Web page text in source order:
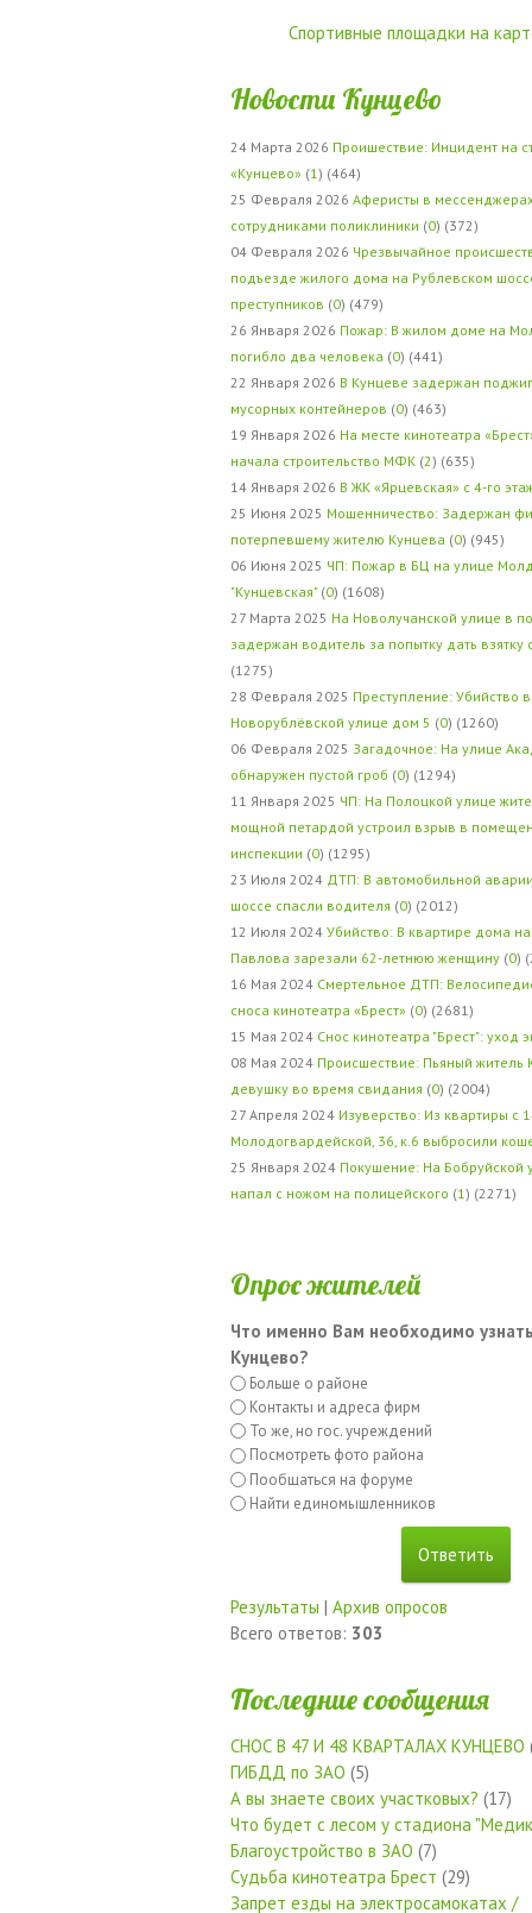
Спортивные площадки на
Новости Кунцево
24 Марта 2026 Проишествие: Инцидент на
«Кунцево» (1 ) (464)
25 Февраля 2026 Аферисты в
сотрудниками поликлиники (0) (372)
04 Февраля 2026 Чрезвычайное
подъезде жилого дома на Рублевском
преступников (0) (479)
26 Января 2026 Пожар: В жилом доме на
погибло два человека (0) (441)
22 Января 2026 В Кунцеве задержан
мусорных контейнеров (0) (463)
19 Января 2026 На месте кинотеатра
начала строительство МФК (2) (635)
14 Января 2026 В ЖК «Ярцевская» с 4-го
25 Июня 2025 Мошенничество: Задержан
потерпевшему жителю Кунцева (0) (945)
06 Июня 2025 ЧП: Пожар в БЦ на улице
"Кунцевская" (0) (1608)
27 Марта 2025 На Новолучанской улице в
задержан водитель за попытку дать
(1275)
28 Февраля 2025 Преступление: Убийство
Новорублёвской улице дом 5 (0) (1260)
06 Февраля 2025 Загадочное: На улице
обнаружен пустой гроб (0) (1294)
11 Января 2025 ЧП: На Полоцкой улице
мощной петардой устроил взрыв в
инспекции (0) (1295)
23 Июля 2024 ДТП: В автомобильной
шоссе спасли водителя (0) (2012)
12 Июля 2024 Убийство: В квартире дома
Павлова зарезали 62-летнюю женщину (0)
16 Мая 2024 Смертельное ДТП:
сноса кинотеатра «Брест» (0) (2681)
15 Мая 2024 Снос кинотеатра "Брест": уход
08 Мая 2024 Происшествие: Пьяный житель
девушку во время свидания (0) (2004)
27 Апреля 2024 Изуверство: Из квартиры с
Молодогвардейской, 36, к.6 выбросили
25 Января 2024 Покушение: На Бобруйской
напал с ножом на полицейского (1 ) (2271)
Опрос жителей
Что именно Вам необходимо
Кунцево?
Больше о районе
Контакты и адреса фирм
То же, но гос. учреждений
Посмотреть фото района
Пообщаться на форуме
Найти единомышленников
Результаты | Архив опросов
Всего ответов: 303
Последние сообщения
СНОС В 47 И 48 КВАРТАЛАХ КУНЦЕВО
ГИБДД по ЗАО (5)
А вы знаете своих участковых? (17)
Что будет с лесом у стадиона
Благоустройство в ЗАО (7)
Судьба кинотеатра Брест (29)
Запрет езды на электросамокатах /